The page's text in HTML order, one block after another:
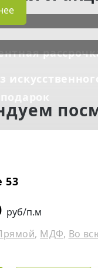
53
руб/п.м
, МДФ, Во